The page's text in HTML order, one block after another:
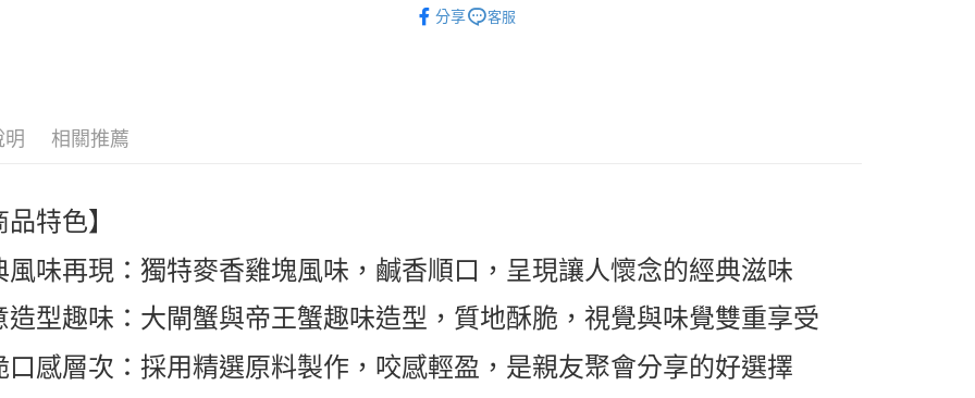
全家付款取貨
7-11付款取貨
每筆NT$60，滿NT$599(含以上)免運費
付款後7-11取貨
分享 客服
明 相關推薦
特色】
風味再現：獨特麥香雞塊風味，鹹香順口，呈現讓人懷念的經典滋味
造型趣味：大閘蟹與帝王蟹趣味造型，質地酥脆，視覺與味覺雙重享受
口感層次：採用精選原料製作，咬感輕盈，是親友聚會分享的好選擇